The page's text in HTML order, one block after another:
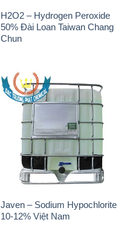
H2O2 – Hydrogen Peroxide
50% Đài Loan Taiwan Chang
Chun
Javen – Sodium Hypochlorite
10-12% Việt Nam